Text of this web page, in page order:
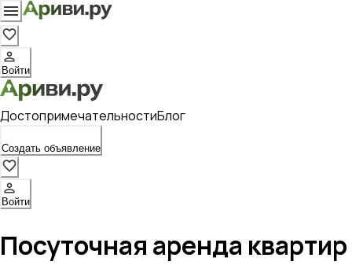
Войти
ДостопримечательностиБлог
Создать объявление
Войти
Посуточная аренда квартир